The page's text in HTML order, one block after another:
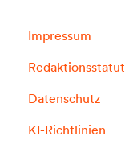
Impressum
Redaktionsstatut
Datenschutz
KI-Richtlinien